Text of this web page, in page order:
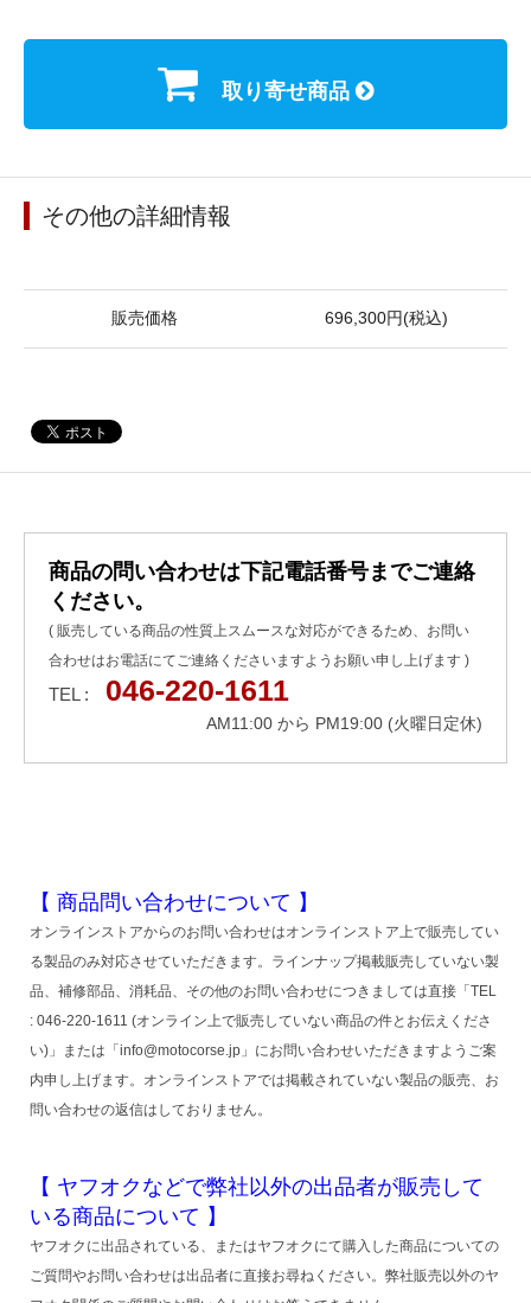
取り寄せ商品
その他の詳細情報
販売価格 696,300円(税込)
商品の問い合わせは下記電話番号までご連絡
ください。
( 販売している商品の性質上スムースな対応ができるため、お問い
合わせはお電話にてご連絡くださいますようお願い申し上げます )
TEL : 046-220-1611
AM11:00 から PM19:00 (火曜日定休)
【 商品問い合わせについて 】
オンラインストアからのお問い合わせはオンラインストア上で販売してい
る製品のみ対応させていただきます。ラインナップ掲載販売していない製
品、補修部品、消耗品、その他のお問い合わせにつきましては直接「TEL
: 046-220-1611 (オンライン上で販売していない商品の件とお伝えくださ
い)」または「info@motocorse.jp」にお問い合わせいただきますようご案
内申し上げます。オンラインストアでは掲載されていない製品の販売、お
問い合わせの返信はしておりません。
【 ヤフオクなどで弊社以外の出品者が販売して
いる商品について 】
ヤフオクに出品されている、またはヤフオクにて購入した商品についての
ご質問やお問い合わせは出品者に直接お尋ねください。弊社販売以外のヤ